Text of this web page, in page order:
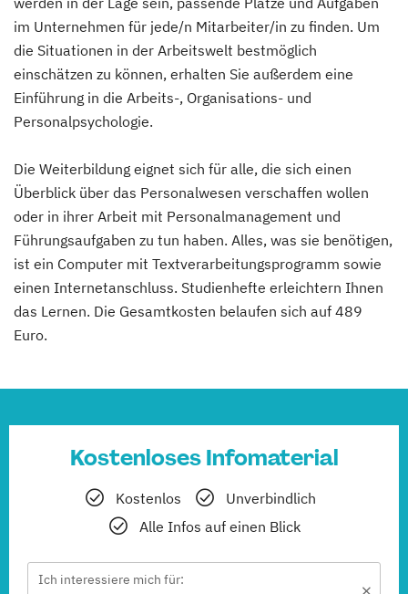
im Unternehmen für jede/n Mitarbeiter/in zu finden. Um
die Situationen in der Arbeitswelt bestmöglich
einschätzen zu können, erhalten Sie außerdem eine
Einführung in die Arbeits-, Organisations- und
Personalpsychologie.
Die Weiterbildung eignet sich für alle, die sich einen
Überblick über das Personalwesen verschaffen wollen
oder in ihrer Arbeit mit Personalmanagement und
Führungsaufgaben zu tun haben. Alles, was sie benötigen,
ist ein Computer mit Textverarbeitungsprogramm sowie
einen Internetanschluss. Studienhefte erleichtern Ihnen
das Lernen. Die Gesamtkosten belaufen sich auf 489
Euro.
Kostenloses Infomaterial
Kostenlos
Unverbindlich
Alle Infos auf einen Blick
Ich interessiere mich für: